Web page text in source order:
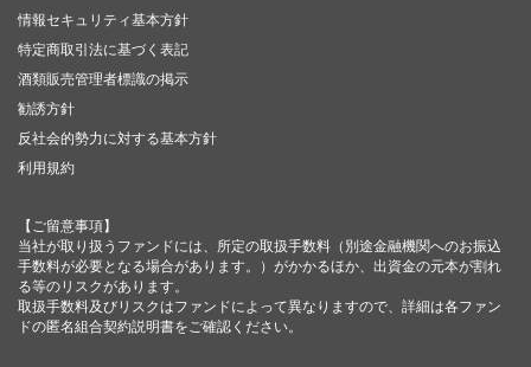
情報セキュリティ基本方針
特定商取引法に基づく表記
酒類販売管理者標識の掲示
勧誘方針
反社会的勢力に対する基本方針
利用規約
【ご留意事項】
当社が取り扱うファンドには、所定の取扱手数料（別途金融機関へのお振込
手数料が必要となる場合があります。）がかかるほか、出資金の元本が割れ
る等のリスクがあります。
取扱手数料及びリスクはファンドによって異なりますので、詳細は各ファン
ドの匿名組合契約説明書をご確認ください。